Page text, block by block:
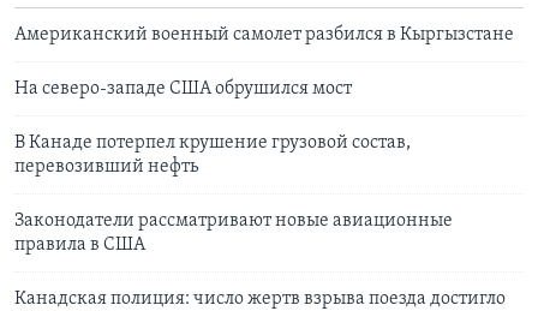
Американский военный самолет разбился в Кыргызстане
На северо-западе США обрушился мост
В Канаде потерпел крушение грузовой состав,
перевозивший нефть
Законодатели рассматривают новые авиационные
правила в США
Канадская полиция: число жертв взрыва поезда достигло